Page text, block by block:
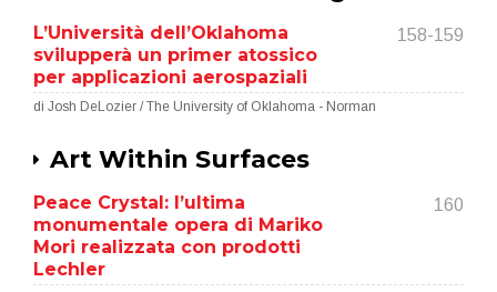
L’Università dell’Oklahoma
svilupperà un primer atossico
per applicazioni aerospaziali
158-159
di Josh DeLozier / The University of Oklahoma - Norman
Art Within Surfaces
Peace Crystal: l’ultima
monumentale opera di Mariko
Mori realizzata con prodotti
Lechler
160